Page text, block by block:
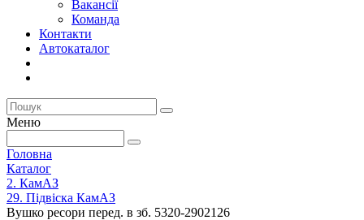
Вакансії
Команда
Контакти
Автокаталог
Меню
Головна
Каталог
2. КамАЗ
29. Підвіска КамАЗ
Вушко ресори перед. в зб. 5320-2902126